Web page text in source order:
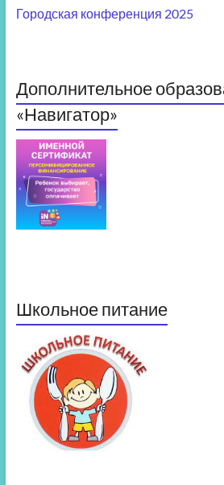
Городская конференция 2025
Дополнительное
«Навигатор»
Школьное питание